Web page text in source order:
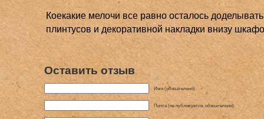
Коекакие мелочи все равно осталось
плинтусов и декоративной накладки внизу
Оставить отзыв
Имя (обязательно)
Почта (не публикуется, обязательно)